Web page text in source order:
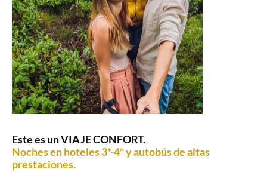
Este es un VIAJE CONFORT.
Noches en hoteles 3*-4* y autobús de altas
prestaciones.